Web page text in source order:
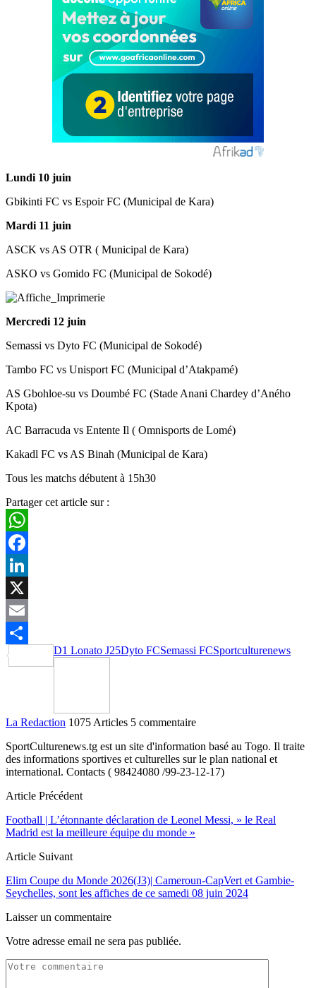
Lundi 10 juin
Gbikinti FC vs Espoir FC (Municipal de Kara)
Mardi 11 juin
ASCK vs AS OTR ( Municipal de Kara)
ASKO vs Gomido FC (Municipal de Sokodé)
Mercredi 12 juin
Semassi vs Dyto FC (Municipal de Sokodé)
Tambo FC vs Unisport FC (Municipal d’Atakpamé)
AS Gbohloe-su vs Doumbé FC (Stade Anani Chardey d’Aného
Kpota)
AC Barracuda vs Entente Il ( Omnisports de Lomé)
Kakadl FC vs AS Binah (Municipal de Kara)
Tous les matchs débutent à 15h30
Partager cet article sur :
WhatsApp
Facebook
LinkedIn
X
Email
Partager
D1 Lonato J25Dyto FCSemassi FCSportculturenews
La Redaction 1075 Articles 5 commentaire
SportCulturenews.tg est un site d'information basé au Togo. Il traite
des informations sportives et culturelles sur le plan national et
international. Contacts ( 98424080 /99-23-12-17)
Article Précédent
Football | L’étonnante déclaration de Leonel Messi, » le Real
Madrid est la meilleure équipe du monde »
Article Suivant
Elim Coupe du Monde 2026(J3)| Cameroun-CapVert et Gambie-
Seychelles, sont les affiches de ce samedi 08 juin 2024
Laisser un commentaire
Votre adresse email ne sera pas publiée.